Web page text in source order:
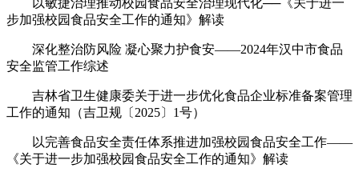
以敏捷治理推动校园食品安全治理现代化──《关于进一
步加强校园食品安全工作的通知》解读
深化整治防风险 凝心聚力护食安——2024年汉中市食品
安全监管工作综述
吉林省卫生健康委关于进一步优化食品企业标准备案管理
工作的通知（吉卫规〔2025〕1号）
以完善食品安全责任体系推进加强校园食品安全工作——
《关于进一步加强校园食品安全工作的通知》解读